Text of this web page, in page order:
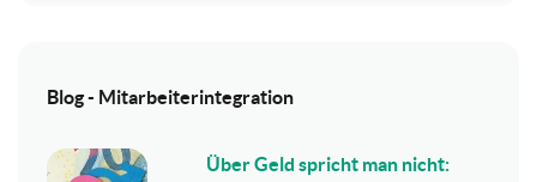
Blog - Mitarbeiterintegration
Über Geld spricht man nicht: